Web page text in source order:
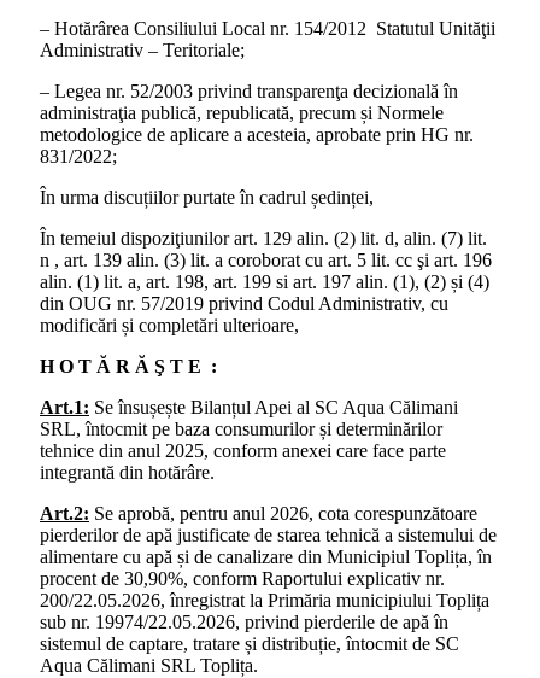
– Hotărârea Consiliului Local nr. 154/2012 Statutul Unităţii
Administrativ – Teritoriale;
– Legea nr. 52/2003 privind transparenţa decizională în
administraţia publică, republicată, precum și Normele
metodologice de aplicare a acesteia, aprobate prin HG nr.
831/2022;
În urma discuțiilor purtate în cadrul ședinței,
În temeiul dispoziţiunilor art. 129 alin. (2) lit. d, alin. (7) lit.
n , art. 139 alin. (3) lit. a coroborat cu art. 5 lit. cc şi art. 196
alin. (1) lit. a, art. 198, art. 199 si art. 197 alin. (1), (2) și (4)
din OUG nr. 57/2019 privind Codul Administrativ, cu
modificări și completări ulterioare,
H O T Ă R Ă Ş T E :
Art.1: Se însușește Bilanțul Apei al SC Aqua Călimani
SRL, întocmit pe baza consumurilor și determinărilor
tehnice din anul 2025, conform anexei care face parte
integrantă din hotărâre.
Art.2: Se aprobă, pentru anul 2026, cota corespunzătoare
pierderilor de apă justificate de starea tehnică a sistemului de
alimentare cu apă și de canalizare din Municipiul Toplița, în
procent de 30,90%, conform Raportului explicativ nr.
200/22.05.2026, înregistrat la Primăria municipiului Toplița
sub nr. 19974/22.05.2026, privind pierderile de apă în
sistemul de captare, tratare și distribuție, întocmit de SC
Aqua Călimani SRL Toplița.